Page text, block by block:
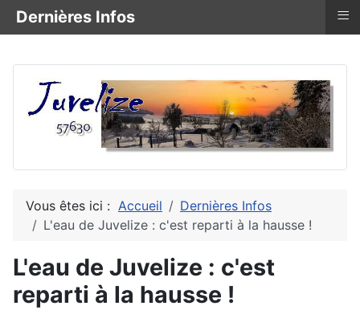
Vous êtes ici : Accueil
Dernières Infos
L'eau de Juvelize : c'est reparti à la hausse !
L'eau de Juvelize : c'est
reparti à la hausse !
Dernières Infos ≡